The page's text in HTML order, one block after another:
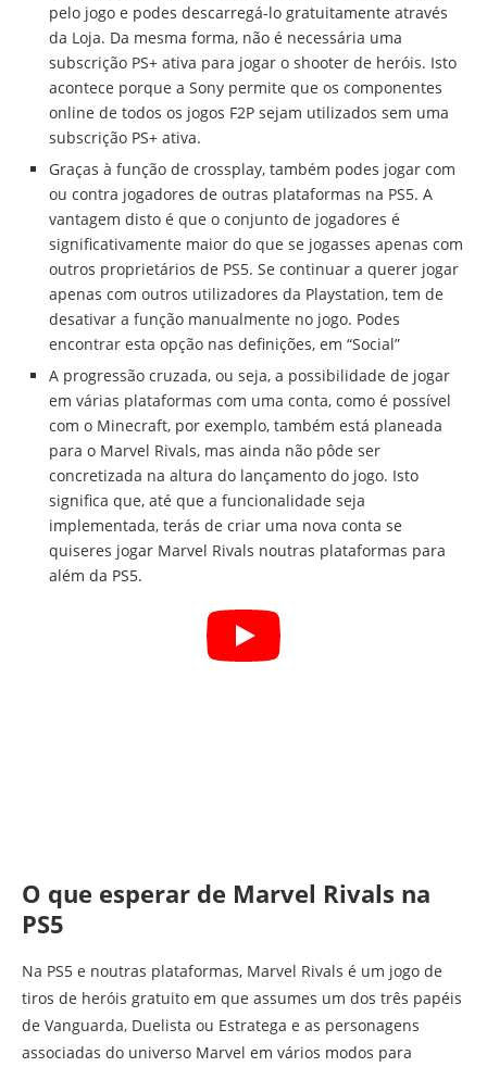
pelo jogo e podes descarregá-lo gratuitamente através
da Loja. Da mesma forma, não é necessária uma
subscrição PS+ ativa para jogar o shooter de heróis. Isto
acontece porque a Sony permite que os componentes
online de todos os jogos F2P sejam utilizados sem uma
subscrição PS+ ativa.
Graças à função de crossplay, também podes jogar com
ou contra jogadores de outras plataformas na PS5. A
vantagem disto é que o conjunto de jogadores é
significativamente maior do que se jogasses apenas com
outros proprietários de PS5. Se continuar a querer jogar
apenas com outros utilizadores da Playstation, tem de
desativar a função manualmente no jogo. Podes
encontrar esta opção nas definições, em “Social”
A progressão cruzada, ou seja, a possibilidade de jogar
em várias plataformas com uma conta, como é possível
com o Minecraft, por exemplo, também está planeada
para o Marvel Rivals, mas ainda não pôde ser
concretizada na altura do lançamento do jogo. Isto
significa que, até que a funcionalidade seja
implementada, terás de criar uma nova conta se
quiseres jogar Marvel Rivals noutras plataformas para
além da PS5.
O que esperar de Marvel Rivals na
PS5
Na PS5 e noutras plataformas, Marvel Rivals é um jogo de
tiros de heróis gratuito em que assumes um dos três papéis
de Vanguarda, Duelista ou Estratega e as personagens
associadas do universo Marvel em vários modos para